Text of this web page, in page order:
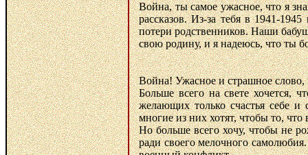
Война, ты самое ужасное, что я
рассказов. Из-за тебя в 1941-
потери родственников. Наши
свою родину, и я надеюсь, что ты
Война! Ужасное и страшное слово,
Больше всего на свете хочется,
желающих только счастья себе
многие из них хотят, чтобы то,
Но больше всего хочу, чтобы не
ради своего мелочного